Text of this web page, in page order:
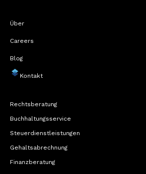
Über
Careers
Blog
Kontakt
Rechtsberatung
Buchhaltungsservice
Steuerdienstleistungen
Gehaltsabrechnung
Finanzberatung